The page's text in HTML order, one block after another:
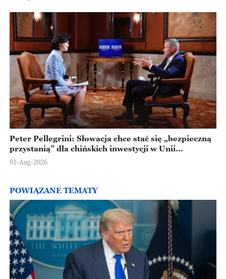
Peter Pellegrini: Słowacja chce stać się „bezpieczną
przystanią” dla chińskich inwestycji w Unii
Europejskiej
01-Aug-2026
POWIĄZANE TEMATY